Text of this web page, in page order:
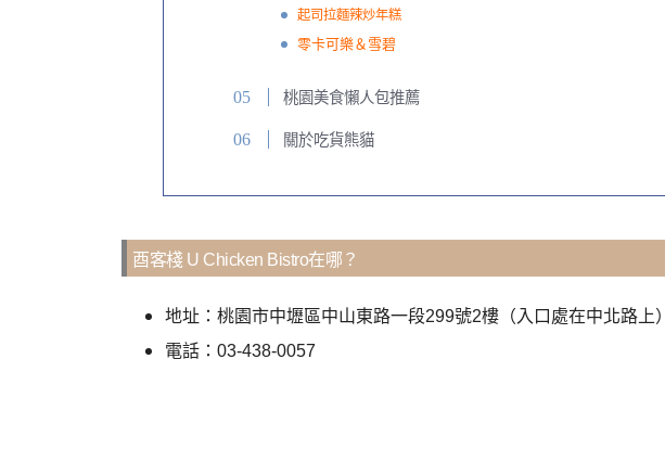
起司拉麵辣炒年糕
零卡可樂＆雪碧
桃園美食懶人包推薦
關於吃貨熊貓
酉客棧 U Chicken Bistro在哪？
地址：桃園市中壢區中山東路一段299號2樓（入口處在中北路上）
電話：03-438-0057